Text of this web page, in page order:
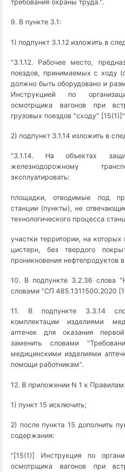
требования охраны труда.".
9. В пункте 3.1:
1) подпункт 3.1.12 изложить в
"3.1.12. Рабочее место,
поездов, принимаемых с ходу
должно быть оборудовано и
Инструкцией по
осмотрщика вагонов при
грузовых поездов "сходу"
2) подпункт 3.1.14 изложить в
"3.1.14. На объектах
железнодорожному
эксплуатировать:
площадки, отводимые под
станции (пункты), не
технологического процесса
участки территории, на которых
цистерн, без твердого
проникновения нефтепродуктов в
10. В подпункте 3.2.36 слова
словами "СП 485.1311500.2020
11. В подпункте 3.3.14
комплектации изделиями
аптечек для оказания
заменить словами
медицинскими изделиями
помощи работникам".
12. В приложении N 1 к Правилам:
1) пункт 15 исключить;
2) после пункта 15 дополнить
содержания:
"[15(1)] Инструкция по
осмотрщика вагонов при